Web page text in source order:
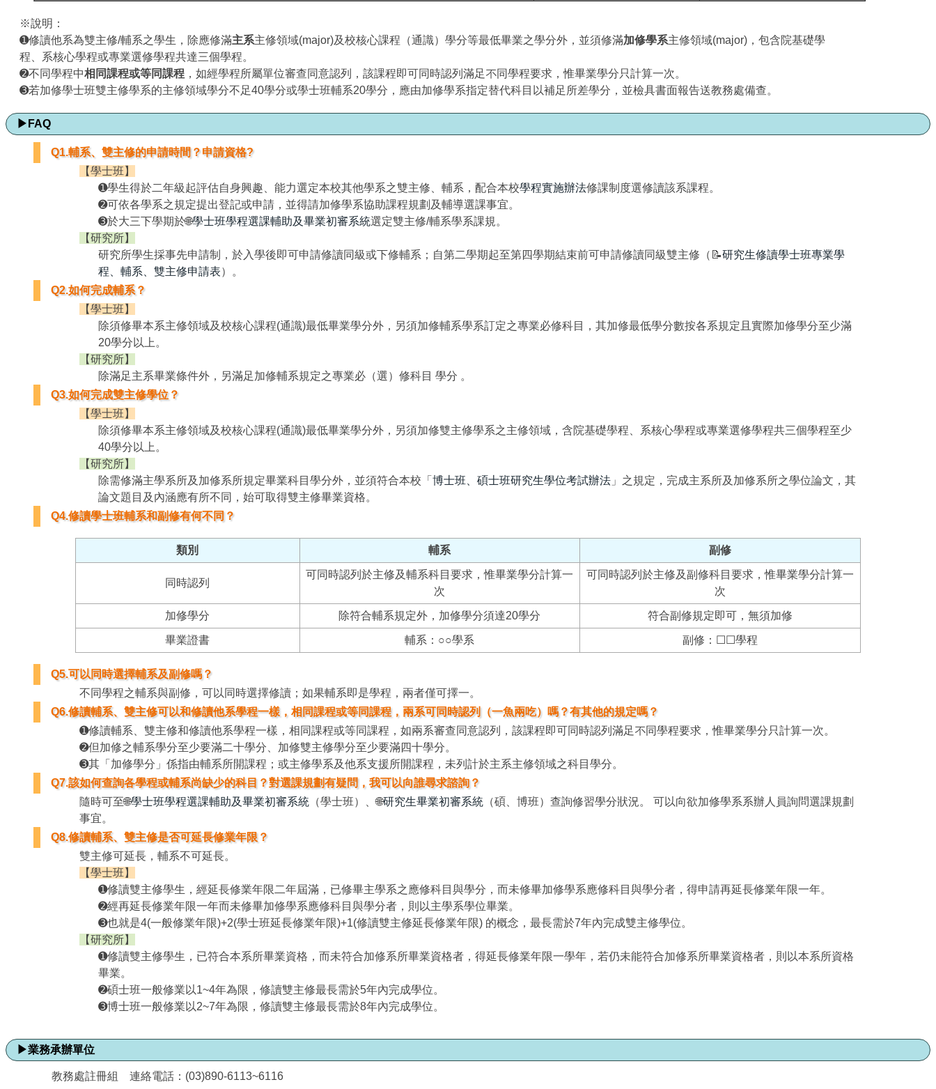
※說明：
➊修讀他系為雙主修/輔系之學生，除應修滿主系主修領域(major)及校核心課程（通識）學分等最低畢業之學分外，並須修滿加修學系主修領域(major)，包含院基礎學
程、系核心學程或專業選修學程共達三個學程。
➋不同學程中相同課程或等同課程 ，如經學程所屬單位審查同意認列，該課程即可同時認列滿足不同學程要求，惟畢業學分只計算一次。
➌若加修學士班雙主修學系的主修領域學分不足40學分或學士班輔系20學分，應由加修學系指定替代科目以補足所差學分，並檢具書面報告送教務處備查。
▶ FAQ
Q1.輔系、雙主修的申請時間？申請資格?
【學士班】
➊學生得於二年級起評估自身興趣、能力選定本校其他學系之雙主修、輔系，配合本校學程實施辦法修課制度選修讀該系課程。
➋可依各學系之規定提出登記或申請，並得請加修學系協助課程規劃及輔導選課事宜。
➌於大三下學期於🌐學士班學程選課輔助及畢業初審系統選定雙主修/輔系學系課規。
【研究所】
研究所學生採事先申請制，於入學後即可申請修讀同級或下修輔系；自第二學期起至第四學期結束前可申請修讀同級雙主修（📝研究生修讀學士班專業學
程、輔系、雙主修申請表）。
Q2.如何完成輔系？
【學士班】
除須修畢本系主修領域及校核心課程(通識)最低畢業學分外，另須加修輔系學系訂定之專業必修科目，其加修最低學分數按各系規定且實際加修學分至少滿
20學分以上。
【研究所】
除滿足主系畢業條件外，另滿足加修輔系規定之專業必（選）修科目 學分 。
Q3.如何完成雙主修學位？
【學士班】
除須修畢本系主修領域及校核心課程(通識)最低畢業學分外，另須加修雙主修學系之主修領域，含院基礎學程、系核心學程或專業選修學程共三個學程至少
40學分以上。
【研究所】
除需修滿主學系所及加修系所規定畢業科目學分外，並須符合本校「 博士班、碩士班研究生學位考試辦法」之規定，完成主系所及加修系所之學位論文，其
論文題目及內涵應有所不同，始可取得雙主修畢業資格。
Q4.修讀學士班輔系和副修有何不同？
類別 輔系 副修
同時認列
可同時認列於主修及輔系科目要求，惟畢業學分計算一
次
可同時認列於主修及副修科目要求，惟畢業學分計算一
次
加修學分 除符合輔系規定外，加修學分須達20學分 符合副修規定即可，無須加修
畢業證書 輔系：○○學系 副修：☐☐學程
Q5.可以同時選擇輔系及副修嗎？
不同學程之輔系與副修，可以同時選擇修讀；如果輔系即是學程，兩者僅可擇一。
Q6.修讀輔系、雙主修可以和修讀他系學程一樣，相同課程或等同課程，兩系可同時認列（一魚兩吃）嗎？有其他的規定嗎？
➊修讀輔系、雙主修和修讀他系學程一樣，相同課程或等同課程，如兩系審查同意認列，該課程即可同時認列滿足不同學程要求，惟畢業學分只計算一次。
➋但加修之輔系學分至少要滿二十學分、加修雙主修學分至少要滿四十學分。
➌其「加修學分」係指由輔系所開課程；或主修學系及他系支援所開課程，未列計於主系主修領域之科目學分。
Q7.該如何查詢各學程或輔系尚缺少的科目？對選課規劃有疑問，我可以向誰尋求諮詢？
隨時可至🌐學士班學程選課輔助及畢業初審系統 （學士班）、🌐研究生畢業初審系統 （碩、博班）查詢修習學分狀況。 可以向欲加修學系系辦人員詢問選課規劃
事宜。
Q8.修讀輔系、雙主修是否可延長修業年限？
雙主修可延長，輔系不可延長。
【學士班】
➊修讀雙主修學生，經延長修業年限二年屆滿，已修畢主學系之應修科目與學分，而未修畢加修學系應修科目與學分者，得申請再延長修業年限一年。
➋經再延長修業年限一年而未修畢加修學系應修科目與學分者，則以主學系學位畢業。
➌也就是4(一般修業年限)+2(學士班延長修業年限)+1(修讀雙主修延長修業年限) 的概念，最長需於7年內完成雙主修學位。
【研究所】
➊修讀雙主修學生，已符合本系所畢業資格，而未符合加修系所畢業資格者，得延長修業年限一學年，若仍未能符合加修系所畢業資格者，則以本系所資格
畢業。
➋碩士班一般修業以1~4年為限，修讀雙主修最長需於5年內完成學位。
➌博士班一般修業以2~7年為限，修讀雙主修最長需於8年內完成學位。
▶業務承辦單位
教務處註冊組 連絡電話：(03)890-6113~6116